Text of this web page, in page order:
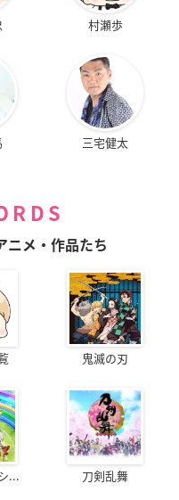
村瀬歩
三宅健太
ニメ・作品たち
鬼滅の刃
... 刀剣乱舞